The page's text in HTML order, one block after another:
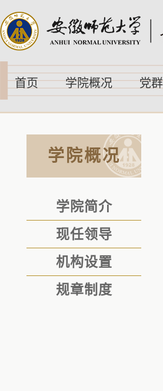
首页 学院概况 党
学院概况
学院简介
现任领导
机构设置
规章制度